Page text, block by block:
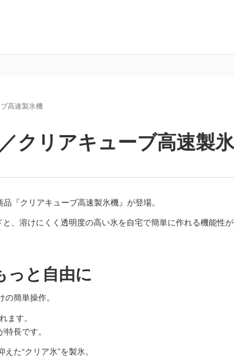
高速製氷機
クリアキューブ高速製
『クリアキューブ高速製氷機』が登場。
、溶けにくく透明度の高い氷を自宅で簡単に作れる機能性が
っと自由に
簡単操作。
ます。
長です。
た“クリア氷”を製氷。